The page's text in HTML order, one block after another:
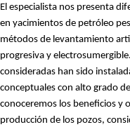
El especialista nos presenta
en yacimientos de petróleo
métodos de levantamiento
progresiva y electrosumergible
consideradas han sido
conceptuales con alto grado
conoceremos los beneficios y
producción de los pozos,